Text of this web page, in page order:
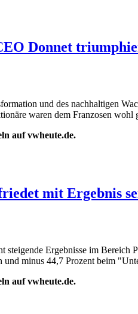
Donnet
und des nachhaltigen
waren dem Franzosen
auf vwheute.de.
mit Ergebnis
Ergebnisse im
minus 44,7 Prozent beim
auf vwheute.de.